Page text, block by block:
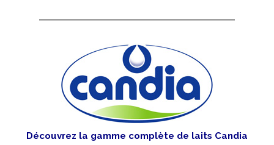
Découvrez la gamme complète de laits Candia